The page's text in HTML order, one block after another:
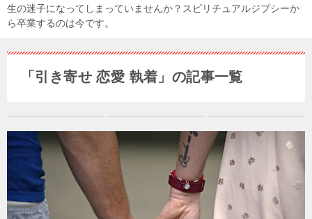
生の迷子になってしまっていませんか？スピリチュアルジプシーか
ら卒業するのは今です。
「引き寄せ 恋愛 執着」の記事一覧